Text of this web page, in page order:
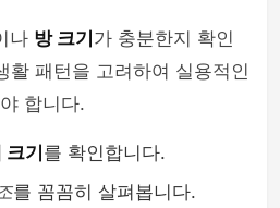
나 방 크기 가 충분한지 확인
활 패턴을 고려하여 실용적인
합니다.
기 를 확인합니다.
를 꼼꼼히 살펴봅니다.